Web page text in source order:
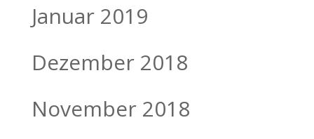
Januar 2019
Dezember 2018
November 2018